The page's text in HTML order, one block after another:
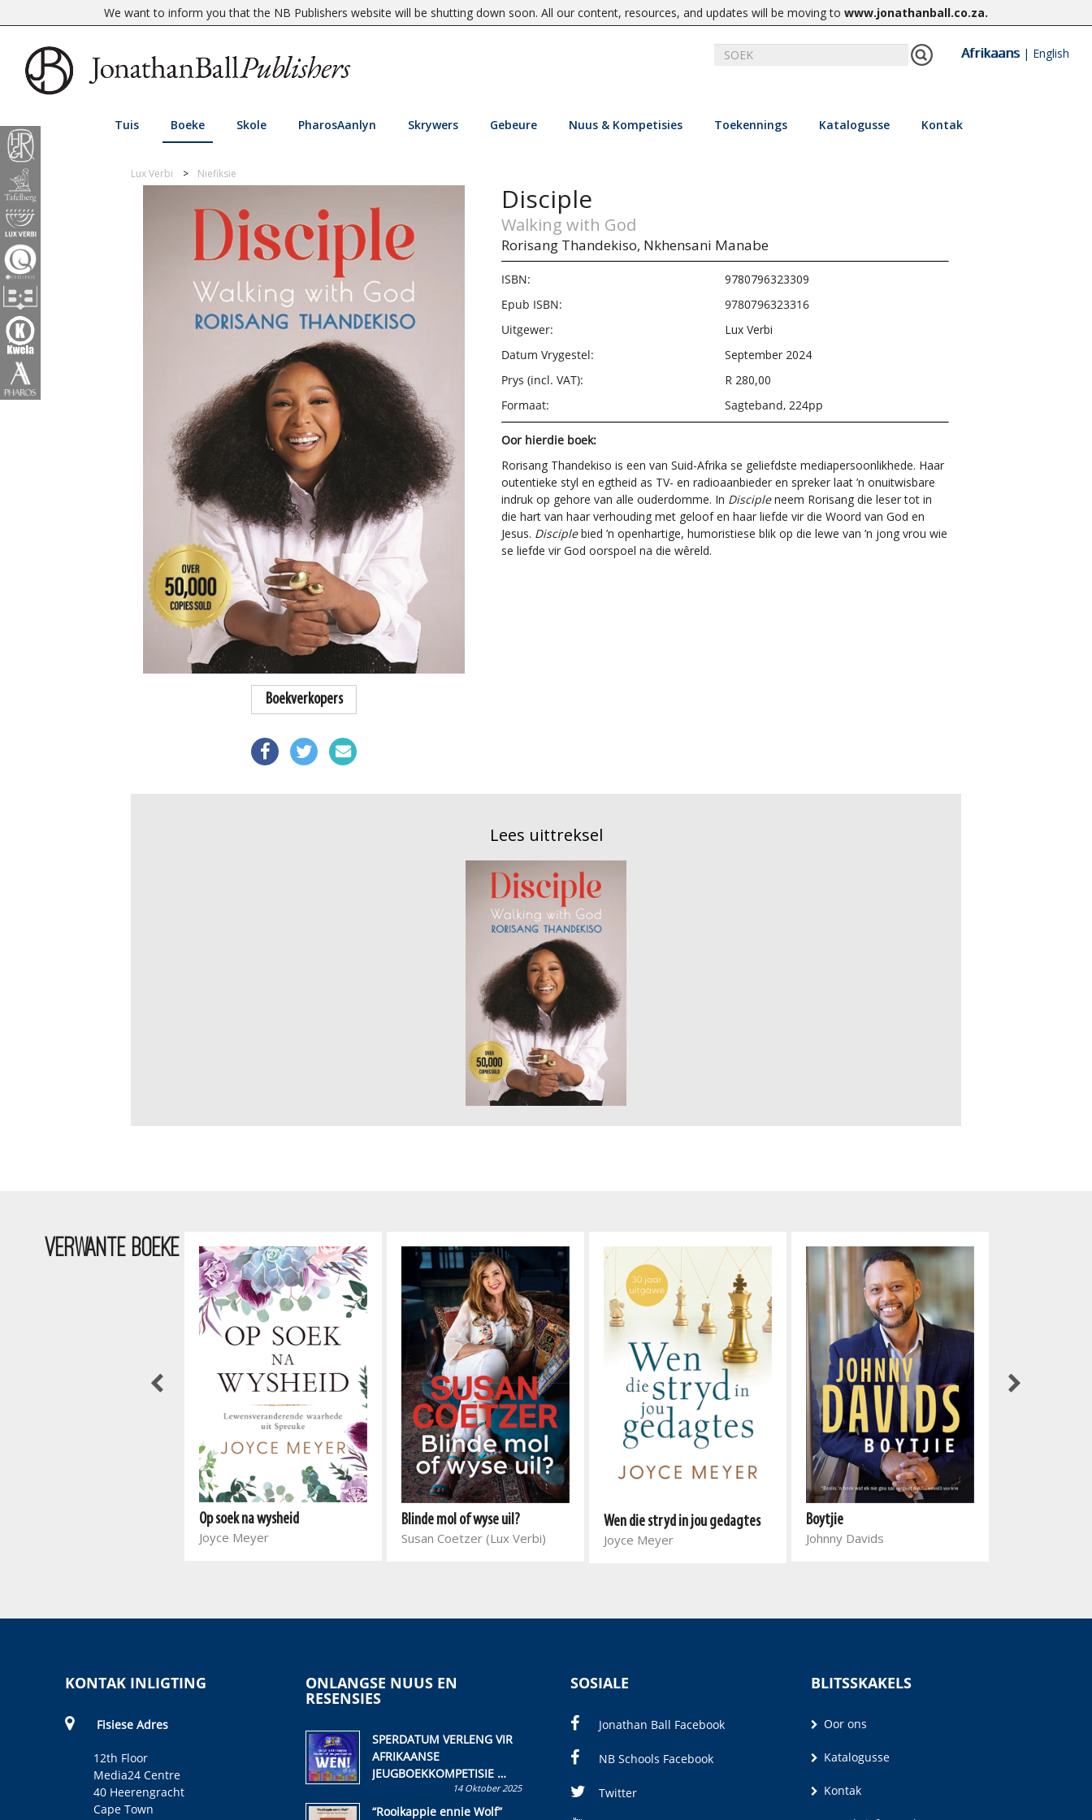
We want to inform you that the NB Publishers website will be shutting down soon. All our content, resources, and updates will be moving to www.jonathanball.co.za.
Afrikaans| English
Tuis Boeke Skole PharosAanlyn Skrywers Gebeure Nuus & Kompetisies Toekennings Katalogusse Kontak
Lux Verbi Niefiksie
Boekverkopers
Disciple
Walking with God
Rorisang Thandekiso, Nkhensani Manabe
ISBN:
9780796323309
Epub ISBN:
9780796323316
Uitgewer:
Lux Verbi
Datum Vrygestel:
September 2024
Prys (incl. VAT):
R 280,00
Formaat:
Sagteband, 224pp
Oor hierdie boek:
Rorisang Thandekiso is een van Suid-Afrika se geliefdste mediapersoonlikhede. Haar
outentieke styl en egtheid as TV- en radioaanbieder en spreker laat ’n onuitwisbare
indruk op gehore van alle ouderdomme. In Discipleneem Rorisang die leser tot in
die hart van haar verhouding met geloof en haar liefde vir die Woord van God en
Jesus. Disciplebied ’n openhartige, humoristiese blik op die lewe van ’n jong vrou wie
se liefde vir God oorspoel na die wêreld.
Lees uittreksel
VERWANTE BOEKE
Op soek na wysheid
Joyce Meyer
Blinde mol of wyse uil?
Susan Coetzer (Lux Verbi)
Wen die stryd in jou gedagtes
Joyce Meyer
Boytjie
Johnny Davids
KONTAK INLIGTING
Fisiese Adres
12th Floor
Media24 Centre
40 Heerengracht
Cape Town
ONLANGSE NUUS EN
RESENSIES
SPERDATUM VERLENG VIR
AFRIKAANSE
JEUGBOEKKOMPETISIE
Skryf ’n jeugboek of
kinderboek en staan ’n
14 Oktober 2025
“Rooikappie ennie Wolf”
SOSIALE
Jonathan Ball Facebook
NB Schools Facebook
Twitter
BLITSSKAKELS
Oor ons
Katalogusse
Kontak